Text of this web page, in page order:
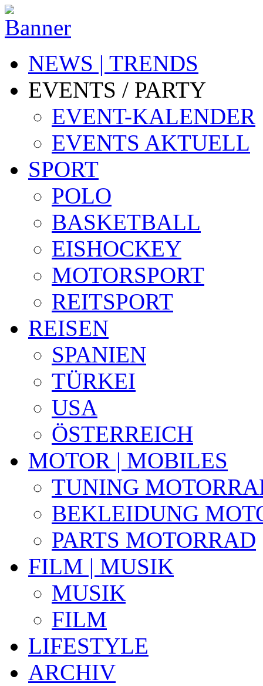
NEWS | TRENDS
EVENTS / PARTY
EVENT-KALENDER
EVENTS AKTUELL
SPORT
POLO
BASKETBALL
EISHOCKEY
MOTORSPORT
REITSPORT
REISEN
SPANIEN
TÜRKEI
USA
ÖSTERREICH
MOTOR | MOBILES
TUNING
BEKLEIDUNG
PARTS MOTORRAD
FILM | MUSIK
MUSIK
FILM
LIFESTYLE
ARCHIV